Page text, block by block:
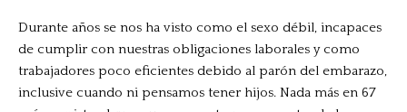
Durante años se nos ha visto como el sexo débil, incapaces
de cumplir con nuestras obligaciones laborales y como
trabajadores poco eficientes debido al parón del embarazo,
inclusive cuando ni pensamos tener hijos. Nada más en 67